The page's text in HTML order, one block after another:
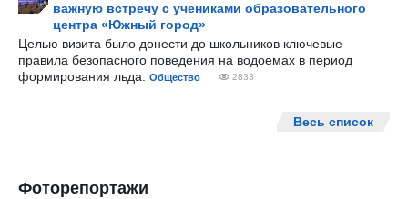
важную встречу с учениками образовательного
центра «Южный город»
Целью визита было донести до школьников ключевые
правила безопасного поведения на водоемах в период
формирования льда.
Общество 2833
Весь список
Фоторепортажи